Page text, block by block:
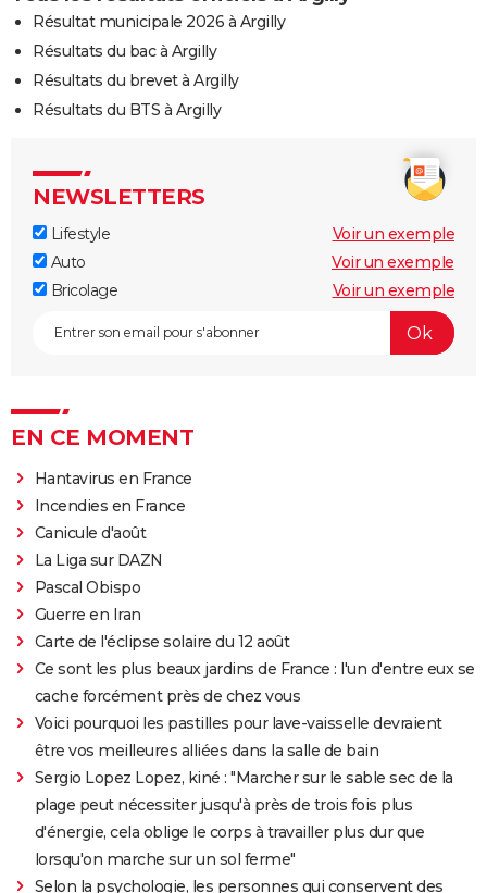
Résultat municipale 2026 à Argilly
Résultats du bac à Argilly
Résultats du brevet à Argilly
Résultats du BTS à Argilly
NEWSLETTERS
Lifestyle
Voir un exemple
Auto
Voir un exemple
Bricolage
Voir un exemple
EN CE MOMENT
Hantavirus en France
Incendies en France
Canicule d'août
La Liga sur DAZN
Pascal Obispo
Guerre en Iran
Carte de l'éclipse solaire du 12 août
Ce sont les plus beaux jardins de France : l'un d'entre eux se
cache forcément près de chez vous
Voici pourquoi les pastilles pour lave-vaisselle devraient
être vos meilleures alliées dans la salle de bain
Sergio Lopez Lopez, kiné : "Marcher sur le sable sec de la
plage peut nécessiter jusqu'à près de trois fois plus
d'énergie, cela oblige le corps à travailler plus dur que
lorsqu'on marche sur un sol ferme"
Selon la psychologie, les personnes qui conservent des